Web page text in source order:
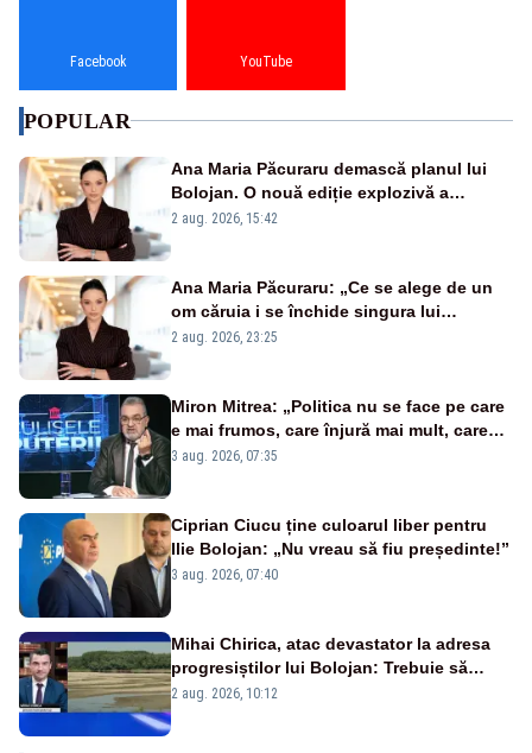
Facebook YouTube
POPULAR
Ana Maria Păcuraru demască planul lui
Bolojan. O nouă ediție explozivă a
emisiunii „Miza Zilei” la Realitatea PLUS
2 aug. 2026, 15:42
Ana Maria Păcuraru: „Ce se alege de un
om căruia i se închide singura lui
portiță?”
2 aug. 2026, 23:25
Miron Mitrea: „Politica nu se face pe care
e mai frumos, care înjură mai mult, care
țipă mai tare, ci pe proiecte”
3 aug. 2026, 07:35
Ciprian Ciucu ține culoarul liber pentru
Ilie Bolojan: „Nu vreau să fiu președinte!”
3 aug. 2026, 07:40
Mihai Chirica, atac devastator la adresa
progresiștilor lui Bolojan: Trebuie să
protejăm și natura, dar nu șținem omaneii
2 aug. 2026, 10:12